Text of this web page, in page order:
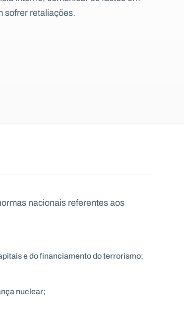
sofrer retaliações.
nacionais referentes aos
e do financiamento do terrorismo;
nuclear;